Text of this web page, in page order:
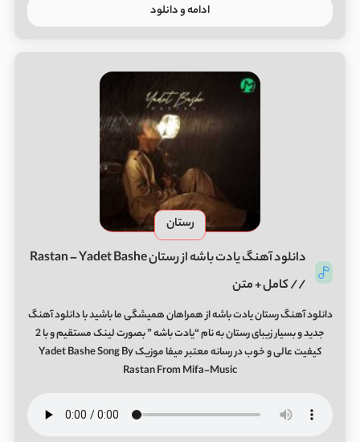
ادامه و دانلود
رستان
دانلود آهنگ یادت باشه از رستان Rastan – Yadet Bashe
// کامل + متن
دانلود آهنگ رستان یادت باشه از همراهان همیشگی ما باشید با دانلود آهنگ
جدید و بسیار زیبای رستان به نام “یادت باشه ” بصورت لینک مستقیم و با 2
کیفیت عالی و خوب در رسانه معتبر میفا موزیک Yadet Bashe Song By
Rastan From Mifa-Music